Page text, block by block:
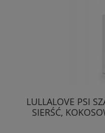
LULLALOVE PSI
SIERŚĆ,